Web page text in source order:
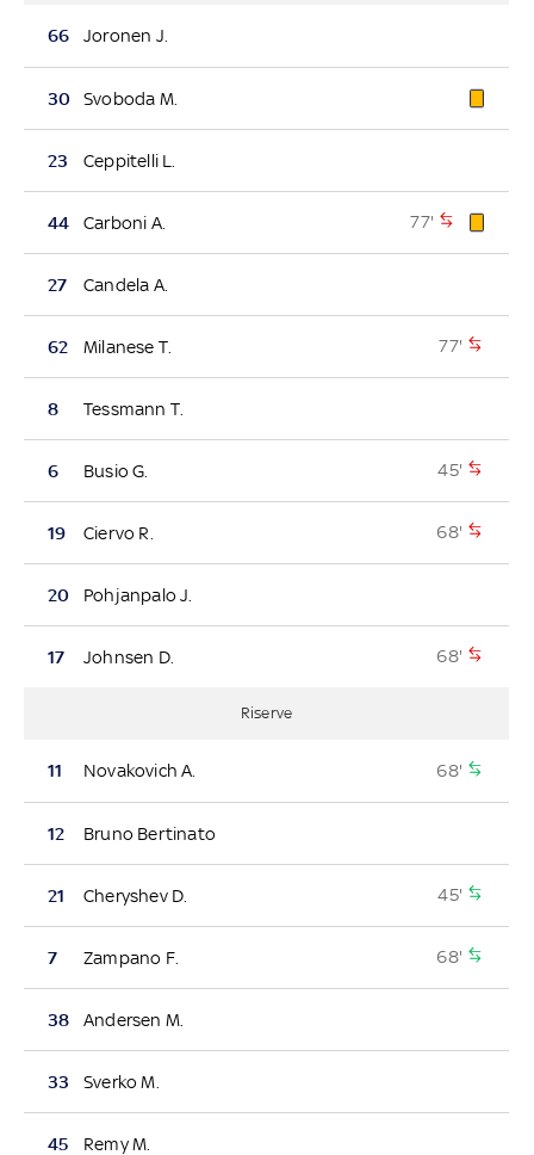
66 Joronen J.
30 Svoboda M.
23 Ceppitelli L.
44 Carboni A. 77'
27 Candela A.
62 Milanese T. 77'
8 Tessmann T.
6 Busio G. 45'
19 Ciervo R. 68'
20 Pohjanpalo J.
17 Johnsen D. 68'
Riserve
11 Novakovich A. 68'
12 Bruno Bertinato
21 Cheryshev D. 45'
7 Zampano F. 68'
38 Andersen M.
33 Sverko M.
45 Remy M.